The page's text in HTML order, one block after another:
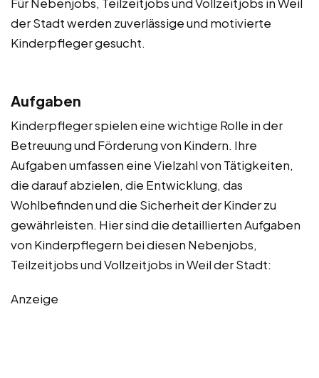
der Stadt werden zuverlässige und motivierte
Kinderpfleger gesucht.
Aufgaben
Kinderpfleger spielen eine wichtige Rolle in der
Betreuung und Förderung von Kindern. Ihre
Aufgaben umfassen eine Vielzahl von Tätigkeiten,
die darauf abzielen, die Entwicklung, das
Wohlbefinden und die Sicherheit der Kinder zu
gewährleisten. Hier sind die detaillierten Aufgaben
von Kinderpflegern bei diesen Nebenjobs,
Teilzeitjobs und Vollzeitjobs in Weil der Stadt:
Anzeige